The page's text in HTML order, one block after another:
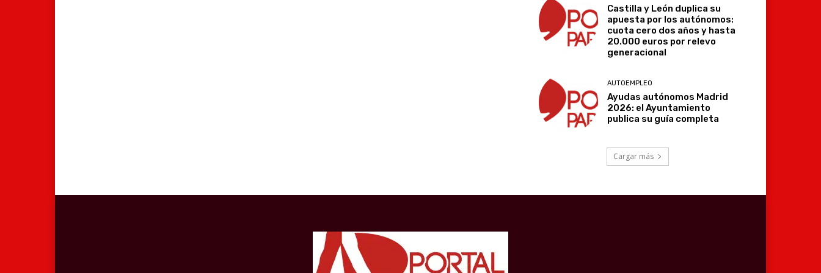
Castilla y León duplica su
apuesta por los autónomos:
cuota cero dos años y hasta
20.000 euros por relevo
generacional
AUTOEMPLEO
Ayudas autónomos Madrid
2026: el Ayuntamiento
publica su guía completa
Cargar más